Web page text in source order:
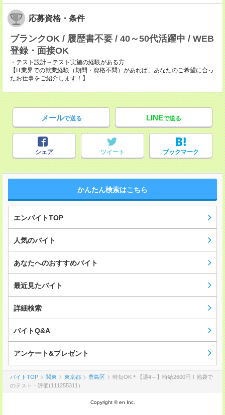
応募資格・条件
ブランクOK / 履歴書不要 / 40～50代活躍中 / WEB
登録・面接OK
・テスト設計～テスト実施の経験がある方
【IT業界での就業経験（期間・資格不問）があれば、あなたのご希望に合っ
たお仕事をご紹介します！】
メールで送る LINEで送る
シェア ツイート ブックマーク
かんたん検索はこちら
エンバイトTOP
人気のバイト
あなたへのおすすめバイト
最近見たバイト
詳細検索
バイトQ&A
アンケート&プレゼント
バイトTOP 関東 東京都 豊島区
時短OK＊【週4～】時給2600円！池袋で
のテスト・評価(111255311）
Copyright © en Inc.